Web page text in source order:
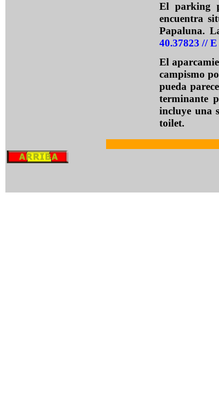
El parking
encuentra
Papaluna.
40.37823 //
El
campismo
pueda
terminante
incluye una
toilet.